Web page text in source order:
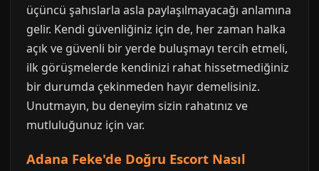
üçüncü şahıslarla asla paylaşılmayacağı anlamına
gelir. Kendi güvenliğiniz için de, her zaman halka
açık ve güvenli bir yerde buluşmayı tercih etmeli,
ilk görüşmelerde kendinizi rahat hissetmediğiniz
bir durumda çekinmeden hayır demelisiniz.
Unutmayın, bu deneyim sizin rahatınız ve
mutluluğunuz için var.
Adana Feke'de Doğru Escort Nasıl